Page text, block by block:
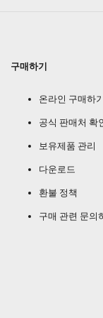
구매하기
온라인 구매하
공식 판매처 확
보유제품 관리
다운로드
환불 정책
구매 관련 문의